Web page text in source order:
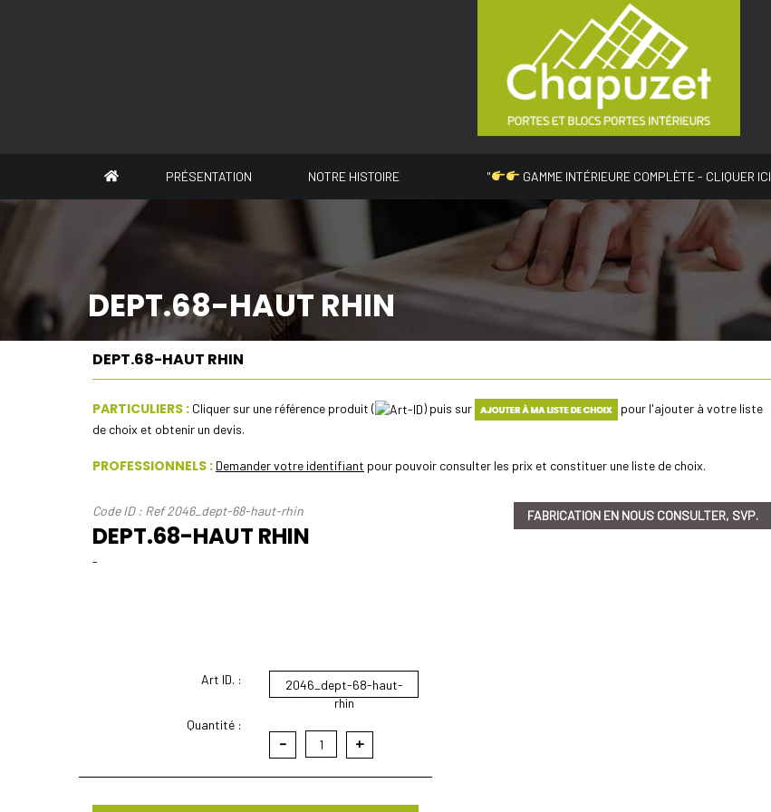
PRÉSENTATION NOTRE HISTOIRE " GAMME INTÉRIEURE COMPLÈTE - CLIQUER ICI
DEPT.68-HAUT RHIN
DEPT.68-HAUT RHIN
PARTICULIERS : Cliquer sur une référence produit ( ) puis sur
pour l'ajouter à votre liste
de choix et obtenir un devis.
PROFESSIONNELS : Demander votre identifiant pour pouvoir consulter les prix et constituer une liste de choix.
Code ID : Ref 2046_dept-68-haut-rhin
DEPT.68-HAUT RHIN
FABRICATION EN NOUS CONSULTER, SVP.
-
Art ID. :
Quantité :
2046_dept-68-haut-
rhin
- 1 +